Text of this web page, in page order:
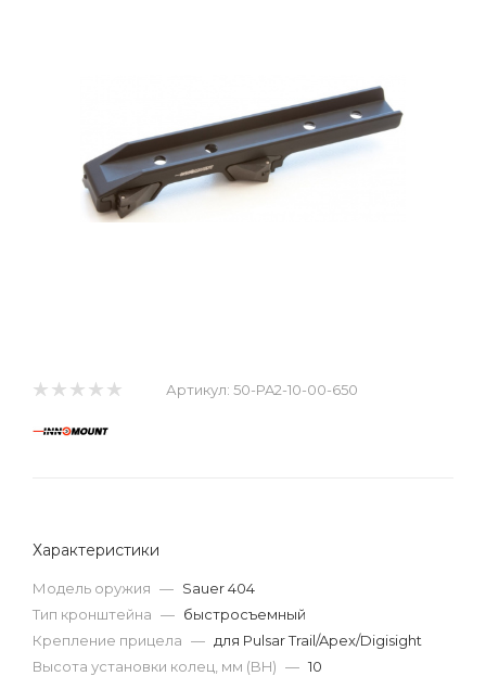
Артикул: 50-PA2-10-00-650
Характеристики
Модель оружия — Sauer 404
Тип кронштейна — быстросъемный
Крепление прицела — для Pulsar Trail/Apex/Digisight
Высота установки колец, мм (BH) — 10